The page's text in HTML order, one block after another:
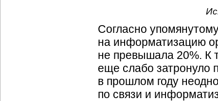
Согласно
на информатизацию
не превышала 20%. К
еще слабо затронуло
в прошлом году
по связи и